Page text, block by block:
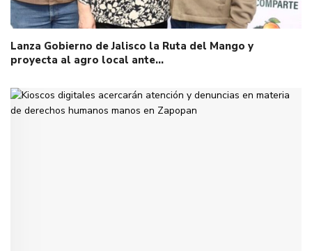
Lanza Gobierno de Jalisco la Ruta del Mango y
proyecta al agro local ante…